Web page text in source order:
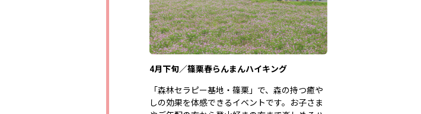
4月下旬／篠栗春らんまんハイキング
「森林セラピー基地・篠栗」で、森の持つ癒や
しの効果を体感できるイベントです。お子さま